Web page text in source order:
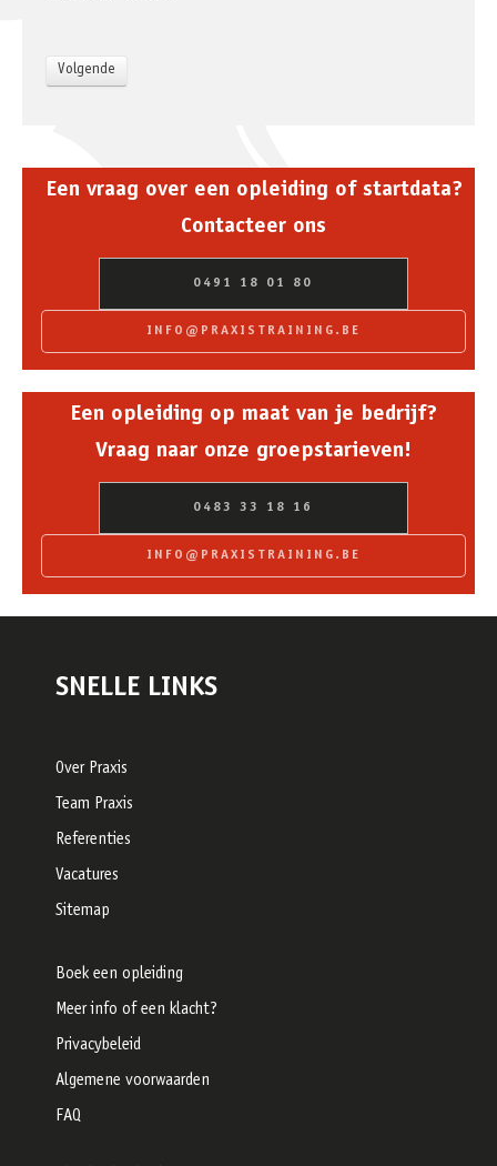
Een vraag over een opleiding of startdata?
Contacteer ons
0491 18 01 80
INFO@PRAXISTRAINING.BE
Een opleiding op maat van je bedrijf?
Vraag naar onze groepstarieven!
0483 33 18 16
INFO@PRAXISTRAINING.BE
SNELLE LINKS
Over Praxis
Team Praxis
Referenties
Vacatures
Sitemap
Boek een opleiding
Meer info of een klacht?
Privacybeleid
Algemene voorwaarden
FAQ